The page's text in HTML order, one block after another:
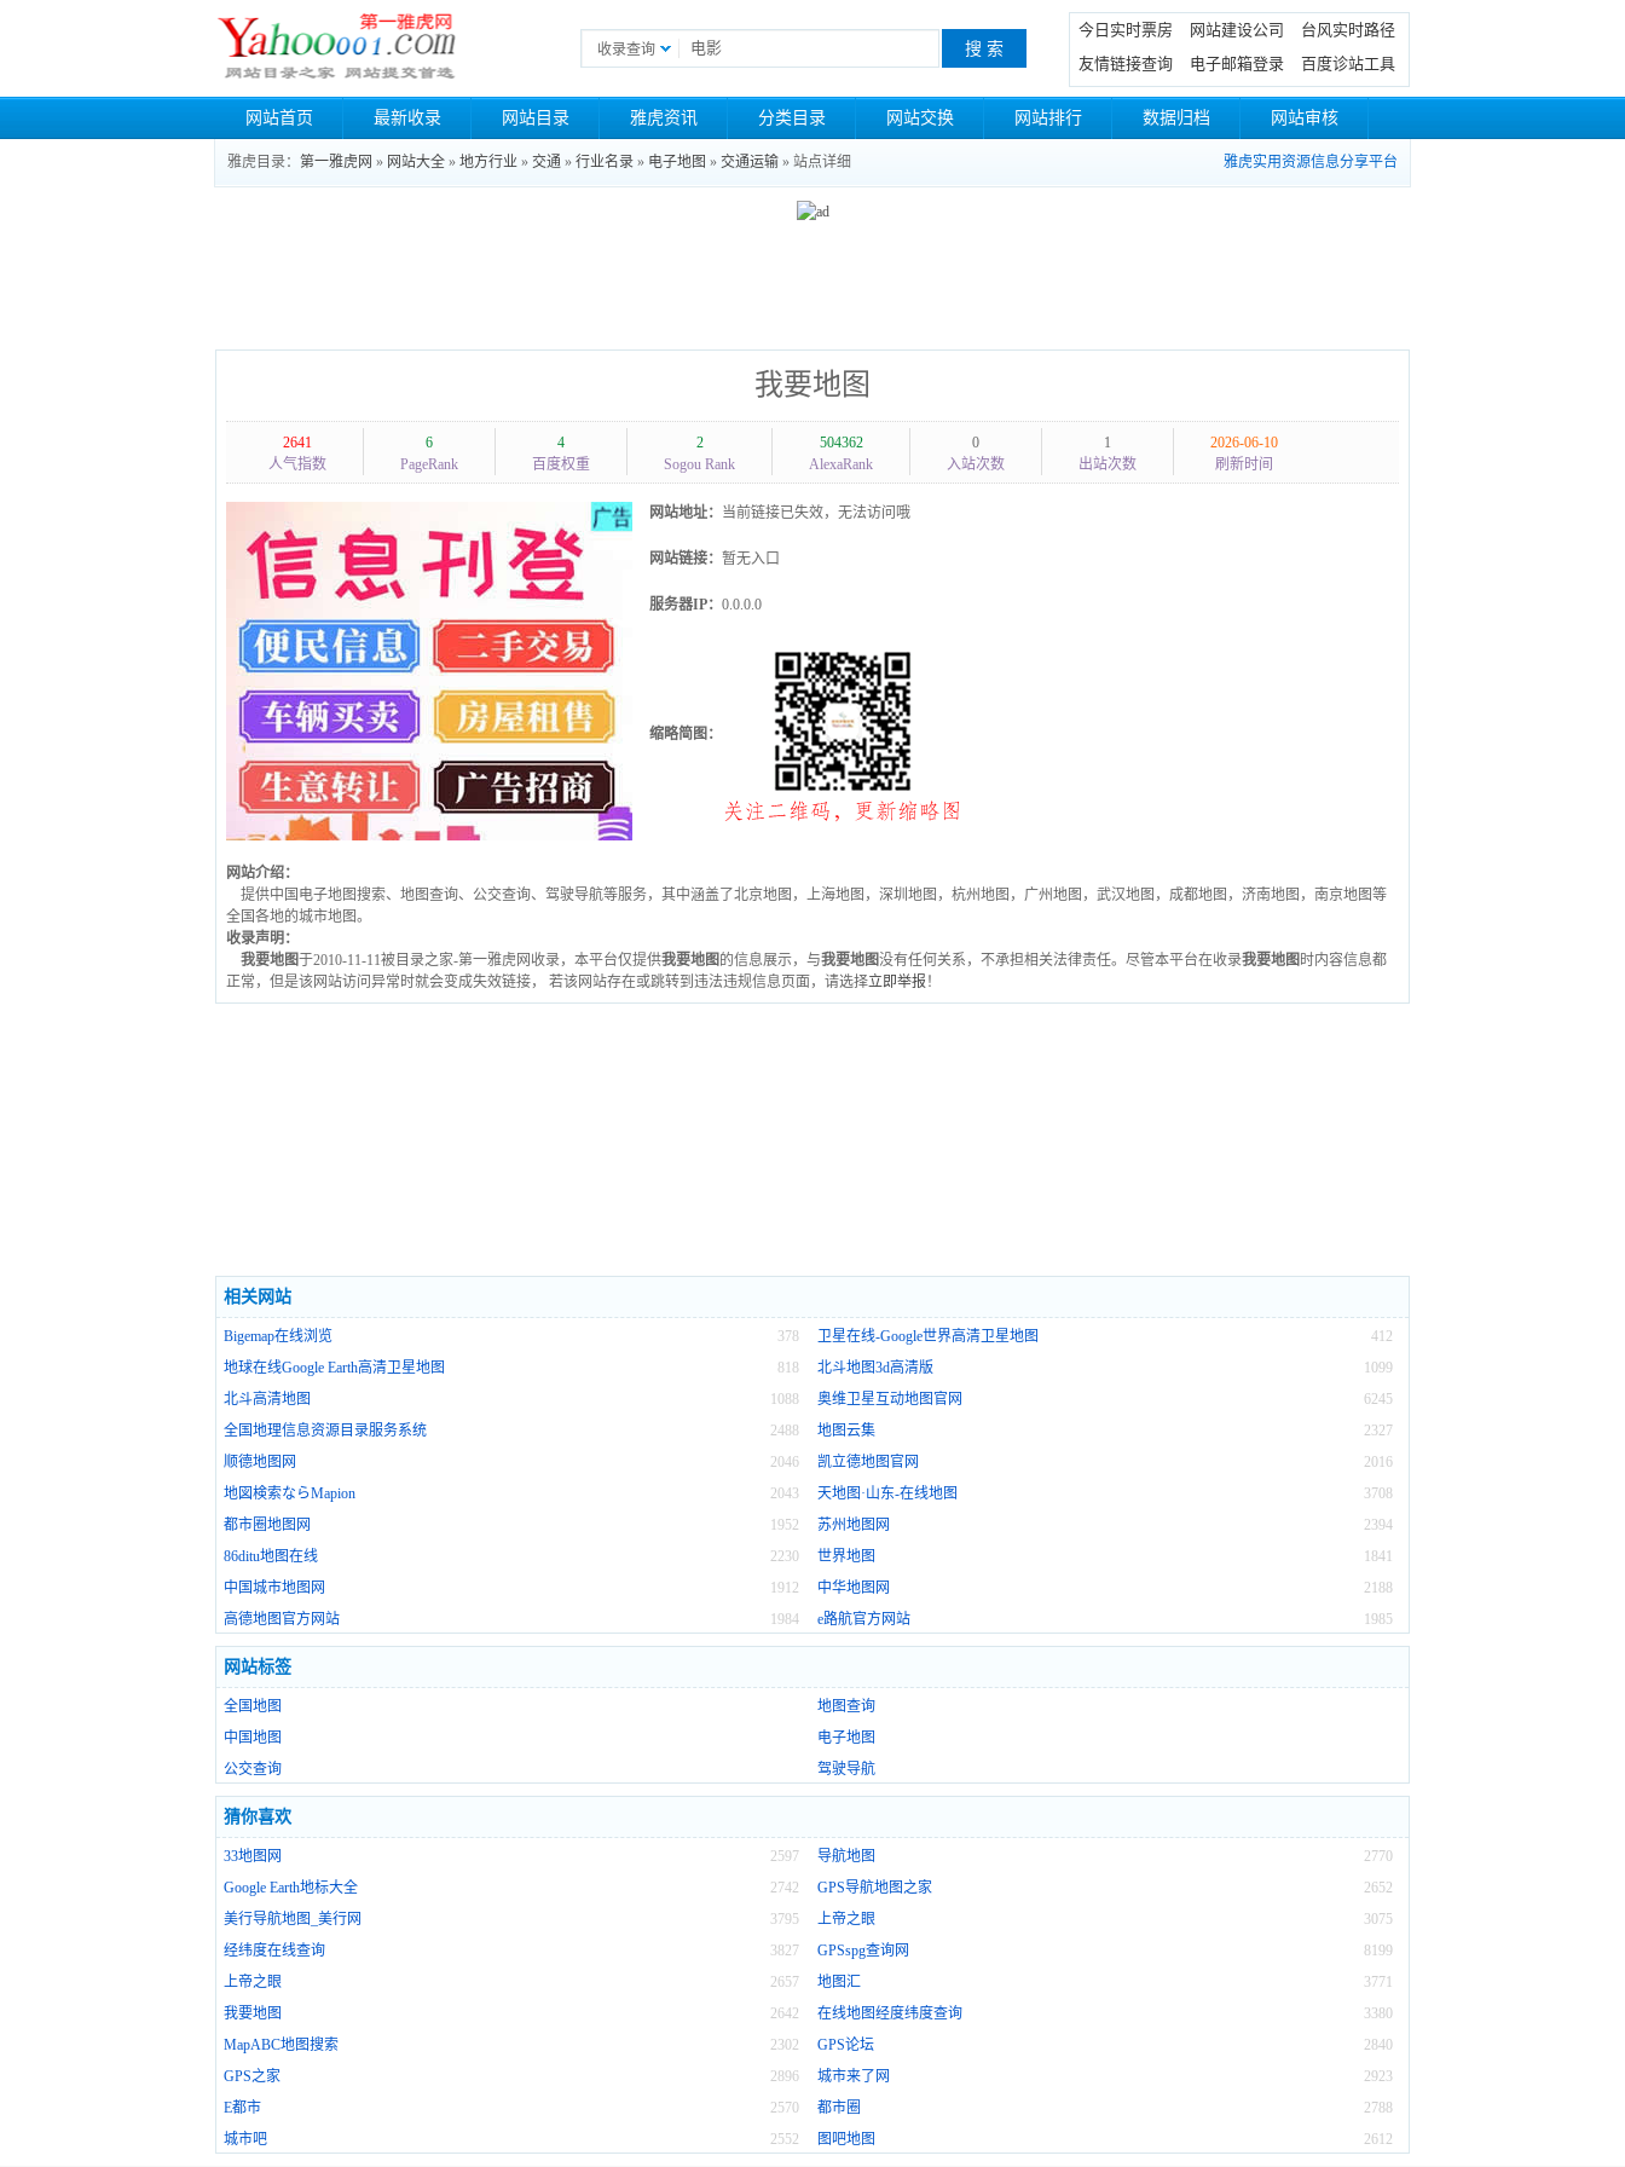
收录查询
今日实时票房 网站建设公司
台风实时路径
友情链接查询
电子邮箱登录 百度诊站工具
网站首页 最新收录 网站目录 雅虎资讯 分类目录 网站交换 网站排行 数据归档 网站审核
雅虎目录： 第一雅虎网 » 网站大全 » 地方行业 » 交通 » 行业名录 » 电子地图 » 交通运输 » 站点详细 雅虎实用资源信息分享平台
我要地图
2641
人气指数
6
PageRank
4
百度权重
2
Sogou Rank
504362
AlexaRank
0
入站次数
1
出站次数
2026-06-10
刷新时间
网站地址： 当前链接已失效，无法访问哦
网站链接： 暂无入口
服务器IP： 0.0.0.0
缩略简图：
网站介绍：
提供中国电子地图搜索、地图查询、公交查询、驾驶导航等服务，其中涵盖了北京地图，上海地图，深圳地图，杭州地图，广州地图，武汉地图，成都地图，济南地图，南京地图等
全国各地的城市地图。
收录声明：
我要地图于2010-11-11被目录之家-第一雅虎网收录，本平台仅提供我要地图 的信息展示，与我要地图没有任何关系，不承担相关法律责任。尽管本平台在收录我要地图 时内容信息都
正常，但是该网站访问异常时就会变成失效链接， 若该网站存在或跳转到违法违规信息页面，请选择立即举报 ！
相关网站
378
Bigemap在线浏览 412
卫星在线-Google世界高清卫星地图
818
地球在线Google Earth高清卫星地图 1099
北斗地图3d高清版
1088
北斗高清地图 6245
奥维卫星互动地图官网
2488
全国地理信息资源目录服务系统 2327
地图云集
2046
顺德地图网 2016
凯立德地图官网
2043
地図検索ならMapion 3708
天地图·山东-在线地图
1952
都市圈地图网 2394
苏州地图网
2230
86ditu地图在线 1841
世界地图
1912
中国城市地图网 2188
中华地图网
1984
高德地图官方网站 1985
e路航官方网站
网站标签
全国地图
地图查询
中国地图
电子地图
公交查询
驾驶导航
猜你喜欢
2597
33地图网 2770
导航地图
2742
Google Earth地标大全 2652
GPS导航地图之家
3795
美行导航地图_美行网 3075
上帝之眼
3827
经纬度在线查询 8199
GPSspg查询网
2657
上帝之眼 3771
地图汇
2642
我要地图 3380
在线地图经度纬度查询
2302
MapABC地图搜索 2840
GPS论坛
2896
GPS之家 2923
城市来了网
2570
E都市 2788
都市圈
2552
城市吧 2612
图吧地图